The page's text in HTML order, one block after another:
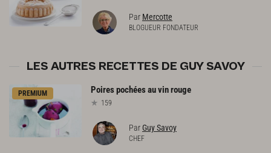
Par Mercotte
BLOGUEUR FONDATEUR
LES AUTRES RECETTES DE GUY SAVOY
PREMIUM Poirespochéesauvinrouge
159
ParGuy Savoy
CHEF